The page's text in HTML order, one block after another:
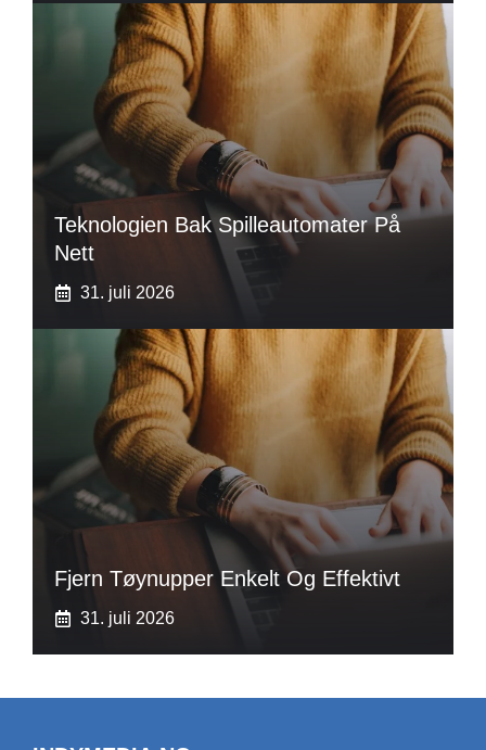
Teknologien Bak Spilleautomater På
Nett
31. juli 2026
Fjern Tøynupper Enkelt Og Effektivt
31. juli 2026